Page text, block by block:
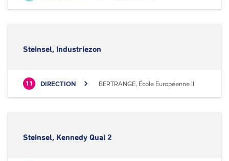
Steinsel, Industriezon
11 DIRECTION BERTRANGE, École Européenne II
Steinsel, Kennedy Quai 2